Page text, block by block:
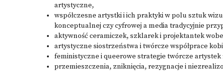
artystyczne,
współczesne artystki i ich praktyki w polu sztuk
konceptualnej czy cyfrowej a media tradycyjnie
aktywność ceramiczek, szklarek i projektantek
artystyczne siostrzeństwa i twórcze współprace
feministyczne i queerowe strategie twórcze artystek
przemieszczenia, zniknięcia, rezygnacje i